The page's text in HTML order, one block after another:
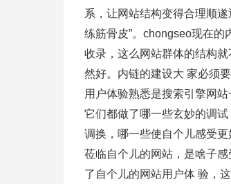
系，让网站结构变得合理顺
练筋骨皮”。chongseo现在
收录，这么网站群体的结构
然好。内链的建设大 家必须
用户体验熟悉是搜索引擎网
它们都做了哪一些玄妙的调
调换，哪一些使自个儿感受
莅临自个儿的网站，是啥子
了自个儿的网站用户体 验，